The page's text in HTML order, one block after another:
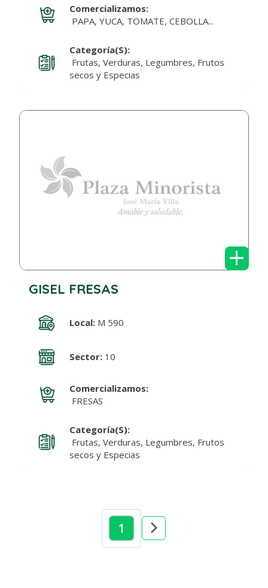
Comercializamos:
PAPA, YUCA, TOMATE, CEBOLLA...
Categoría(s):
Frutas, Verduras, Legumbres, Frutos
secos y Especias
+
GISEL FRESAS
Local:M 590
Sector:10
Comercializamos:
FRESAS
Categoría(s):
Frutas, Verduras, Legumbres, Frutos
secos y Especias
1